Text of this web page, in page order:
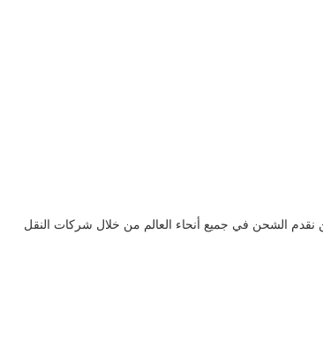
نقدم الشحن في جميع أنحاء العالم من خلال شركات النقل